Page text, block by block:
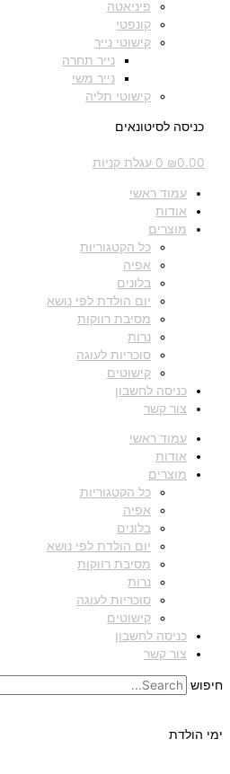
פיניאטה
קונפטי
קישוטי נייר
נייר תחרה
נייר משי
קישוטי תליה
כניסה לסיטונאים
₪0.00
0 עגלת קניות
עמוד ראשי
אודות
מוצרים
כל הקטגוריות
אפיה
בלונים
יום הולדת לפי נושא
מסיבת רווקות
נרות
סוכריות לעוגה
קישוטים
כניסה לחשבון
צור קשר
עמוד ראשי
אודות
מוצרים
כל הקטגוריות
אפיה
בלונים
יום הולדת לפי נושא
מסיבת רווקות
נרות
סוכריות לעוגה
קישוטים
כניסה לחשבון
צור קשר
חיפוש
ימי הולדת